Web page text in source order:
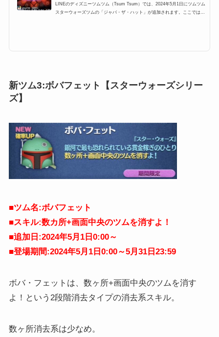
LINEのディズニーツムツム（Tsum Tsum）では、2024年5月1日にツムツム
スターウォーズツムの「ジャバ・ザ・ハット」が追加されます。ここでは、
新ツム3:ボバフェット【スターウォーズシリー
ズ】
■ツム名:ボバフェット
■スキル:数カ所+画面中央のツムを消すよ！
■追加日:2024年5月1日0:00～
■登場期間:2024年5月1日0:00～5月31日 23:59
ボバ・フェットは、数ヶ所+画面中央のツムを消す
よ！という2段階消去タイプの消去系スキル。
数ヶ所消去系は少なめ。